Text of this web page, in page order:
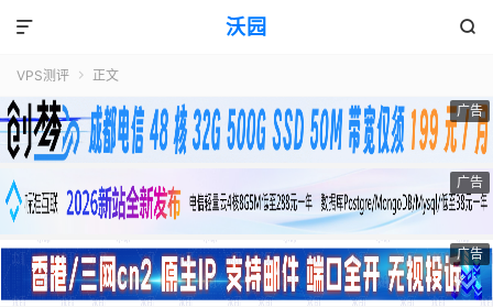
沃园 

VPS测评  正文
广告
广告
广告